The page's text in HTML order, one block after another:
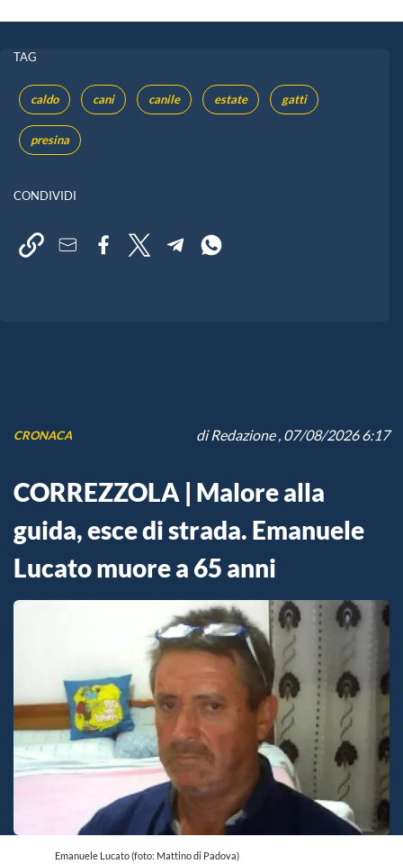
TAG
caldo cani canile estate gatti
presina
CONDIVIDI
CRONACA diRedazione, 07/08/2026 6:17
CORREZZOLA | Malore alla
guida, esce di strada. Emanuele
Lucato muore a 65 anni
Emanuele Lucato (foto: Mattino di Padova)